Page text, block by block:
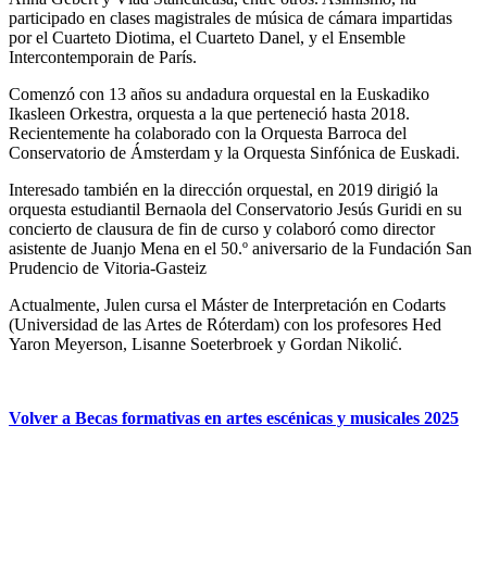
participado en clases magistrales de música de cámara impartidas
por el Cuarteto Diotima, el Cuarteto Danel, y el Ensemble
Intercontemporain de París.
Comenzó con 13 años su andadura orquestal en la Euskadiko
Ikasleen Orkestra, orquesta a la que perteneció hasta 2018.
Recientemente ha colaborado con la Orquesta Barroca del
Conservatorio de Ámsterdam y la Orquesta Sinfónica de Euskadi.
Interesado también en la dirección orquestal, en 2019 dirigió la
orquesta estudiantil Bernaola del Conservatorio Jesús Guridi en su
concierto de clausura de fin de curso y colaboró como director
asistente de Juanjo Mena en el 50.º aniversario de la Fundación San
Prudencio de Vitoria-Gasteiz
Actualmente, Julen cursa el Máster de Interpretación en Codarts
(Universidad de las Artes de Róterdam) con los profesores Hed
Yaron Meyerson, Lisanne Soeterbroek y Gordan Nikolić.
Volver a Becas formativas en artes escénicas y musicales 2025